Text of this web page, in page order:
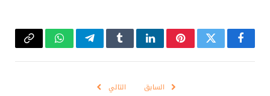
فيسبوكتويتر بينتيريستلينكدإنTumblrتيلقرامواتسابCopy
السابق التالي